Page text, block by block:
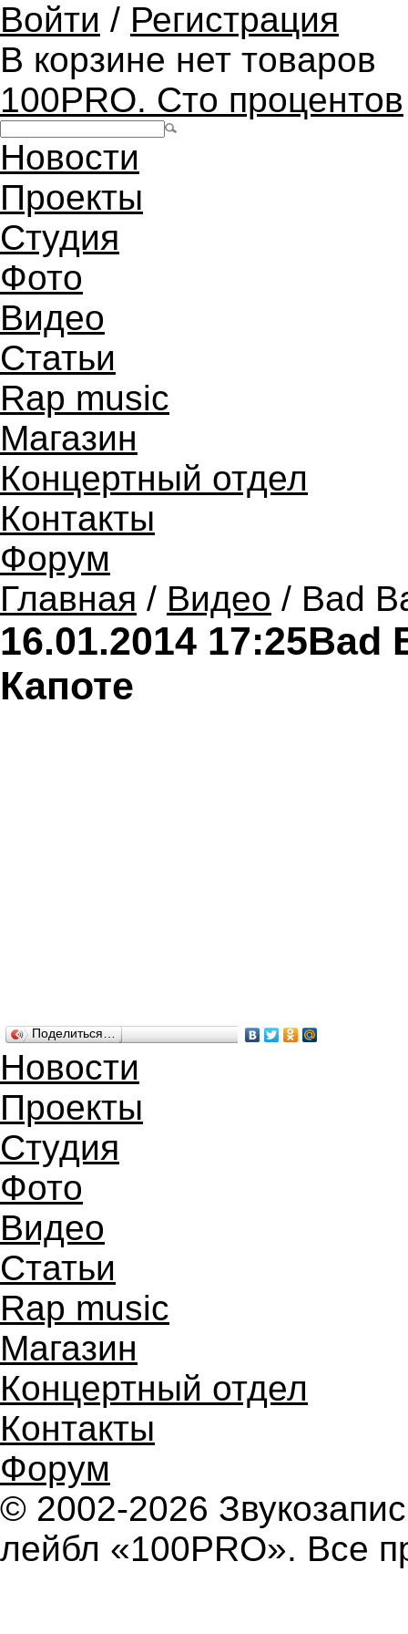
Войти / Регистрация
В корзине нет товаров
100PRO. Сто процентов
Новости
Проекты
Студия
Фото
Видео
Статьи
Rap music
Магазин
Концертный отдел
Контакты
Форум
Главная / Видео / Bad
16.01.2014 17:25Bad
Капоте
Поделиться…
Новости
Проекты
Студия
Фото
Видео
Статьи
Rap music
Магазин
Концертный отдел
Контакты
Форум
© 2002-2026
лейбл «100PRO». Все